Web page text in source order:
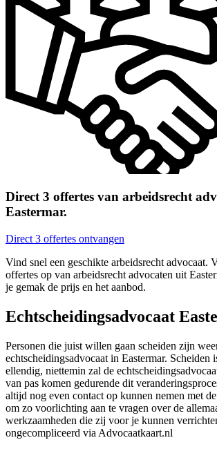
Direct 3 offertes van arbeidsrecht
Eastermar.
Direct 3 offertes ontvangen
Vind snel een geschikte arbeidsrecht advocaat.
offertes op van arbeidsrecht advocaten uit
je gemak de prijs en het aanbod.
Echtscheidingsadvocaat
Personen die juist willen gaan scheiden zijn
echtscheidingsadvocaat in Eastermar. Scheiden
ellendig, niettemin zal de
van pas komen gedurende dit
altijd nog even contact op kunnen nemen met
om zo voorlichting aan te vragen over de
werkzaamheden die zij voor je kunnen
ongecompliceerd via Advocaatkaart.nl